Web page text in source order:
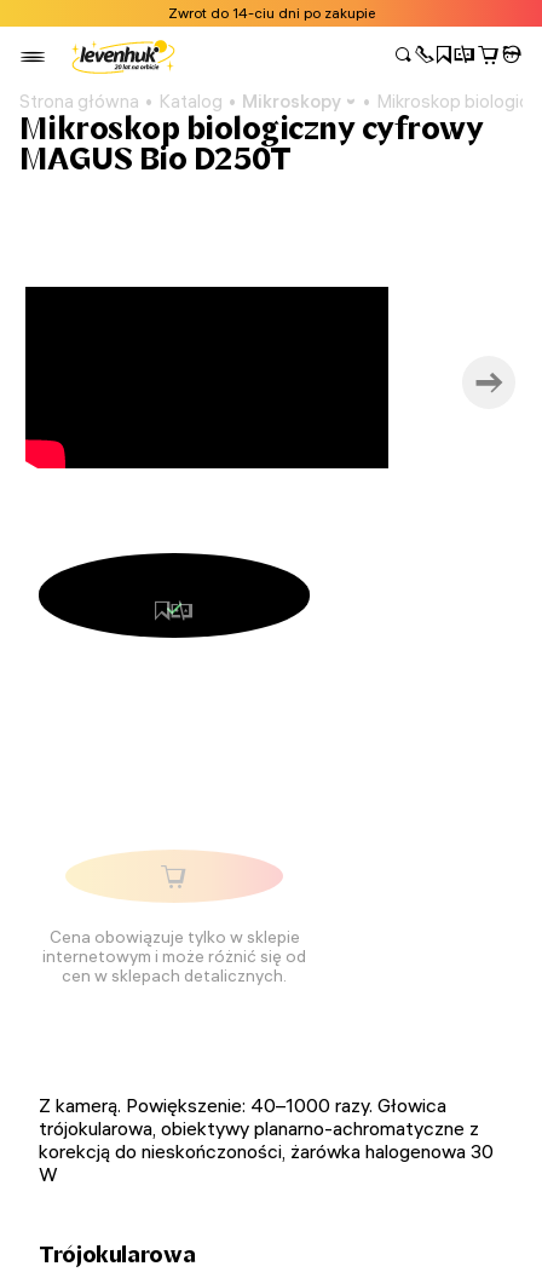
Zwrot do 14-ciu dni po zakupie
Strona główna Katalog Mikroskopy Mikroskop
Mikroskop biologiczny сyfrowy
MAGUS Bio D250T
Cena obowiązuje tylko w sklepie
internetowym i może różnić się od
cen w sklepach detalicznych.
Z kamerą. Powiększenie: 40–1000 razy. Głowica
trójokularowa, obiektywy planarno-achromatyczne z
korekcją do nieskończoności, żarówka halogenowa 30
W
Trójokularowa